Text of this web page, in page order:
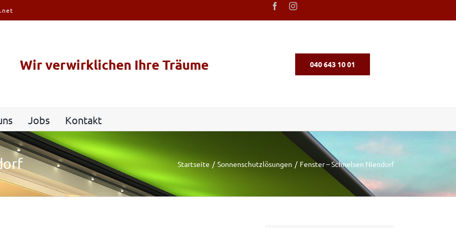
Wir verwirklichen Ihre Träume 040 643 10 01
Jobs Kontakt
Startseite Sonnenschutzlösungen Fenster – Schnelsen Niendorf